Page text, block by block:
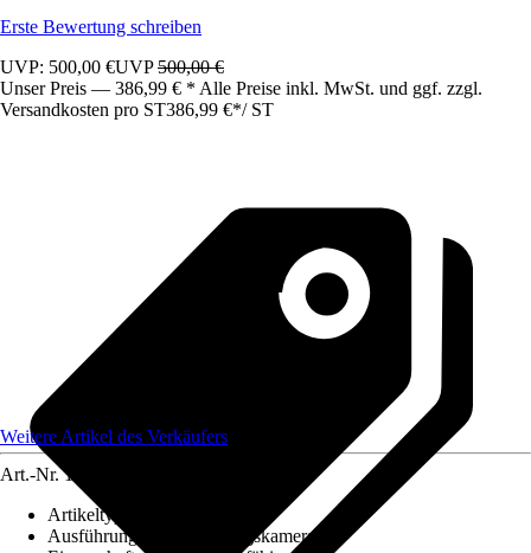
Erste Bewertung schreiben
UVP: 500,00 €UVP500,00 €
Unser Preis — 386,99 € * Alle Preise inkl. MwSt. und ggf. zzgl.
Versandkosten pro ST386,99 €*/ ST
Weitere Artikel des Verkäufers
Art.-Nr. 12630297
Artikeltyp
Ausführung
Überwachungskamera